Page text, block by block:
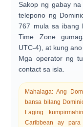
Sakop ng gabay
telepono ng
767 mula sa ibang
Time Zone
UTC-4), at kung
Mga operator ng
contact sa isla.
Mahalaga: Ang
bansa bilang
Laging
Caribbean ay